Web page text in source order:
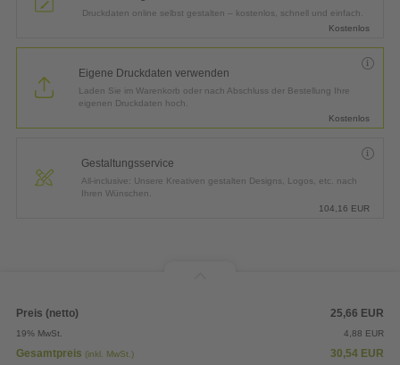
Druckdaten online selbst gestalten – kostenlos, schnell und einfach.
Kostenlos
Eigene Druckdaten verwenden
Laden Sie im Warenkorb oder nach Abschluss der Bestellung Ihre
eigenen Druckdaten hoch.
Kostenlos
Gestaltungsservice
All-inclusive: Unsere Kreativen gestalten Designs, Logos, etc. nach
Ihren Wünschen.
104,16 EUR
Preis (netto) 25,66 EUR
19% MwSt. 4,88 EUR
Gesamtpreis (inkl. MwSt.) 30,54 EUR